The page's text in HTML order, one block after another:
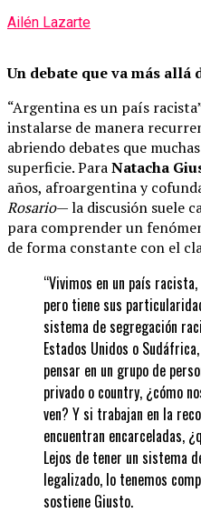
Ailén Lazarte
Un debate que va más allá
“Argentina es un país
instalarse de manera
abriendo debates que
superficie. ParaNatacha
años, afroargentina y
Rosario— la discusión suele
para comprender un
de forma constante con el
“Vivimos en un país
pero tiene sus
sistema de segregación
Estados Unidos o
pensar en un grupo de
privado o country, ¿cómo
ven? Y si trabajan en la
encuentran encarceladas,
Lejos de tener un sistema
legalizado, lo tenemos
sostiene Giusto.